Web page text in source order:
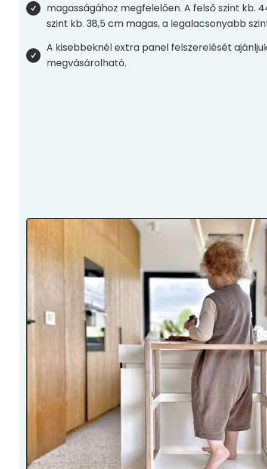
magasságához megfelelően. A felső szint kb.
szint kb. 38,5 cm magas, a legalacsonyabb
A kisebbeknél extra panel felszerelését
megvásárolható.